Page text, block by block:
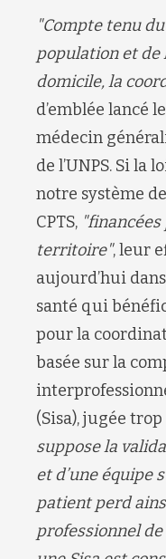
"Compte tenu
population et de
domicile, la
d’emblée lancé
médecin
de l’UNPS. Si la
notre système
CPTS,
territoire", leur
aujourd’hui
santé qui
pour la
basée sur la
(Sisa), jugée
suppose la
et d’une équipe
patient perd
professionnel